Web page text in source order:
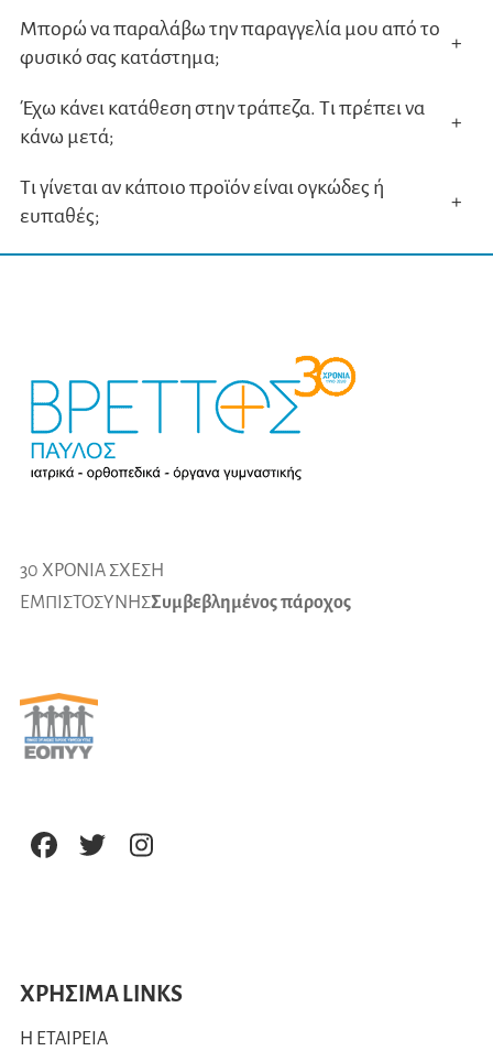
Μπορώ να παραλάβω την παραγγελία μου από το
φυσικό σας κατάστημα;
+
Έχω κάνει κατάθεση στην τράπεζα. Τι πρέπει να
κάνω μετά;
+
Τι γίνεται αν κάποιο προϊόν είναι ογκώδες ή
ευπαθές;
+
30 ΧΡΟΝΙΑ ΣΧΕΣΗ
ΕΜΠΙΣΤΟΣΥΝΗΣΣυμβεβλημένος πάροχος
ΧΡΗΣΙΜΑ LINKS
Η ΕΤΑΙΡΕΙΑ